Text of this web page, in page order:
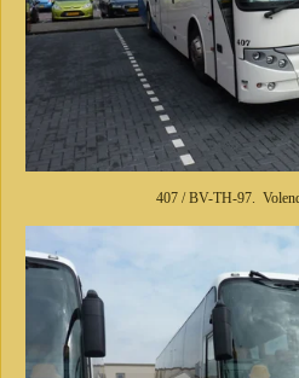
407 / BV-TH-97.